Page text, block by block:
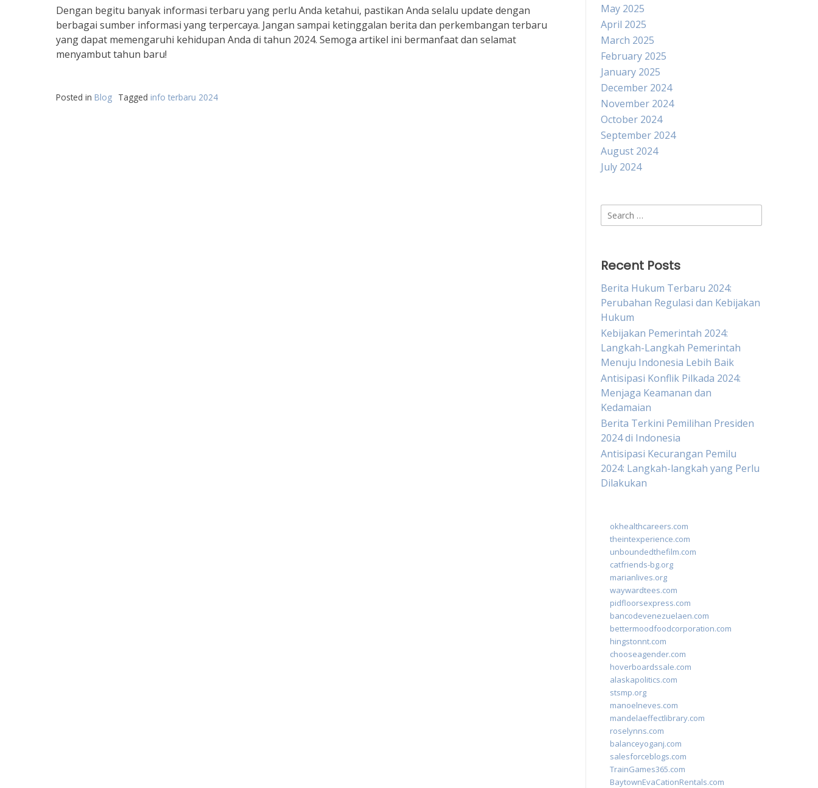
Dengan begitu banyak informasi terbaru yang perlu Anda ketahui, pastikan Anda selalu update dengan
berbagai sumber informasi yang terpercaya. Jangan sampai ketinggalan berita dan perkembangan terbaru
yang dapat memengaruhi kehidupan Anda di tahun 2024. Semoga artikel ini bermanfaat dan selamat
menyambut tahun baru!
Posted in Blog Tagged info terbaru 2024
May 2025
April 2025
March 2025
February 2025
January 2025
December 2024
November 2024
October 2024
September 2024
August 2024
July 2024
Search
for:
Recent Posts
Berita Hukum Terbaru 2024:
Perubahan Regulasi dan Kebijakan
Hukum
Kebijakan Pemerintah 2024:
Langkah-Langkah Pemerintah
Menuju Indonesia Lebih Baik
Antisipasi Konflik Pilkada 2024:
Menjaga Keamanan dan
Kedamaian
Berita Terkini Pemilihan Presiden
2024 di Indonesia
Antisipasi Kecurangan Pemilu
2024: Langkah-langkah yang Perlu
Dilakukan
okhealthcareers.com
theintexperience.com
unboundedthefilm.com
catfriends-bg.org
marianlives.org
waywardtees.com
pidfloorsexpress.com
bancodevenezuelaen.com
bettermoodfoodcorporation.com
hingstonnt.com
chooseagender.com
hoverboardssale.com
alaskapolitics.com
stsmp.org
manoelneves.com
mandelaeffectlibrary.com
roselynns.com
balanceyoganj.com
salesforceblogs.com
TrainGames365.com
BaytownEvaCationRentals.com